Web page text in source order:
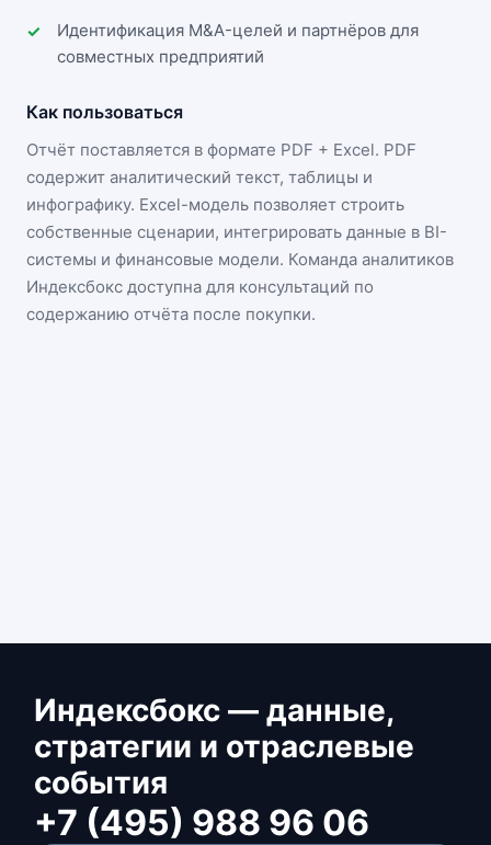
Идентификация M&A-целей и партнёров для
совместных предприятий
Как пользоваться
Отчёт поставляется в формате PDF + Excel. PDF
содержит аналитический текст, таблицы и
инфографику. Excel-модель позволяет строить
собственные сценарии, интегрировать данные в BI-
системы и финансовые модели. Команда аналитиков
Индексбокс доступна для консультаций по
содержанию отчёта после покупки.
Индексбокс — данные,
стратегии и отраслевые
события
+7 (495) 988 96 06